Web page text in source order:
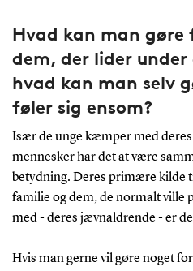
Hvad kan man
dem, der lider under
hvad kan man selv
føler sig ensom?
Især de unge kæmper med
mennesker har det at være
betydning. Deres primære kilde
familie og dem, de normalt ville
med - deres jævnaldrende - er
Hvis man gerne vil gøre noget